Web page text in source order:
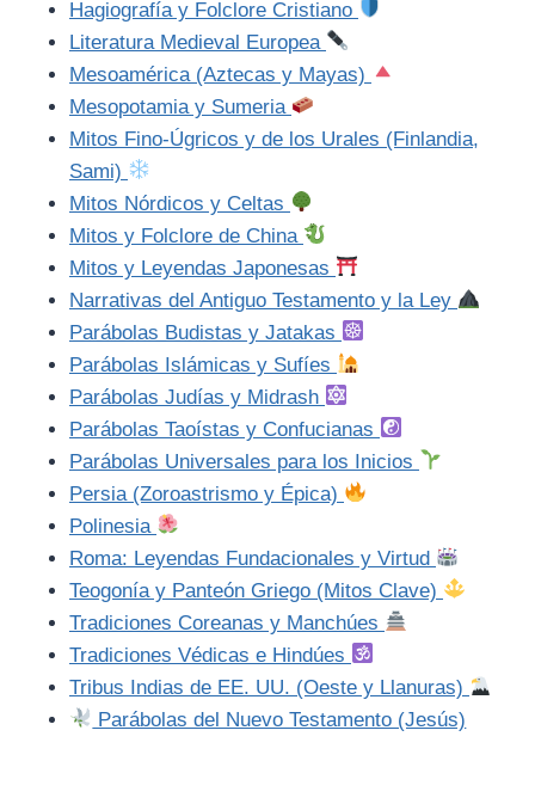
Hagiografía y Folclore Cristiano
Literatura Medieval Europea
Mesoamérica (Aztecas y Mayas)
Mesopotamia y Sumeria
Mitos Fino-Úgricos y de los Urales (Finlandia,
Sami)
Mitos Nórdicos y Celtas
Mitos y Folclore de China
Mitos y Leyendas Japonesas
Narrativas del Antiguo Testamento y la Ley
Parábolas Budistas y Jatakas
Parábolas Islámicas y Sufíes
Parábolas Judías y Midrash
Parábolas Taoístas y Confucianas
Parábolas Universales para los Inicios
Persia (Zoroastrismo y Épica)
Polinesia
Roma: Leyendas Fundacionales y Virtud
Teogonía y Panteón Griego (Mitos Clave)
Tradiciones Coreanas y Manchúes
Tradiciones Védicas e Hindúes
Tribus Indias de EE. UU. (Oeste y Llanuras)
Parábolas del Nuevo Testamento (Jesús)